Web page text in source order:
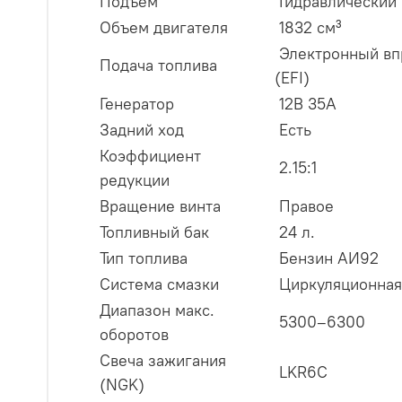
Объем двигателя
1832 см³
Подача топлива
Электронный
(EFI)
Генератор
12В 35А
Задний ход
Есть
Коэффициент
редукции
2.15:1
Вращение винта
Правое
Топливный бак
24 л.
Тип топлива
Бензин АИ92
Система смазки
Циркуляционная
Диапазон макс.
оборотов
5300–6300
Свеча зажигания
(NGK)
LKR6C